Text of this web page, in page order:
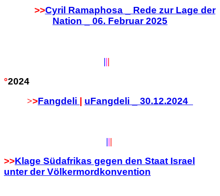
>>Cyril Ramaphosa _ Rede zur Lage der
Nation _ 06. Februar 2025
|||
°2024
>>Fangdeli uFangdeli _ 30.12.2024
|||
>>Klage Südafrikas gegen den Staat Israel
unter der Völkermordkonvention